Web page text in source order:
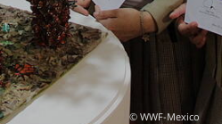
© WWF-Mexico